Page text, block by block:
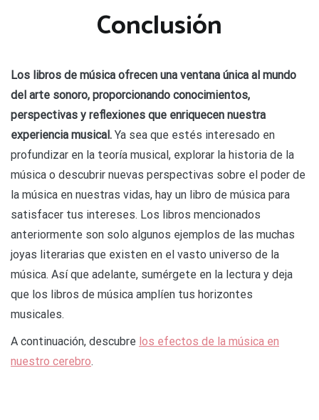
Conclusión
Los libros de música ofrecen una ventana única al mundo
del arte sonoro, proporcionando conocimientos,
perspectivas y reflexiones que enriquecen nuestra
experiencia musical. Ya sea que estés interesado en
profundizar en la teoría musical, explorar la historia de la
música o descubrir nuevas perspectivas sobre el poder de
la música en nuestras vidas, hay un libro de música para
satisfacer tus intereses. Los libros mencionados
anteriormente son solo algunos ejemplos de las muchas
joyas literarias que existen en el vasto universo de la
música. Así que adelante, sumérgete en la lectura y deja
que los libros de música amplíen tus horizontes
musicales.
A continuación, descubre los efectos de la música en
nuestro cerebro.